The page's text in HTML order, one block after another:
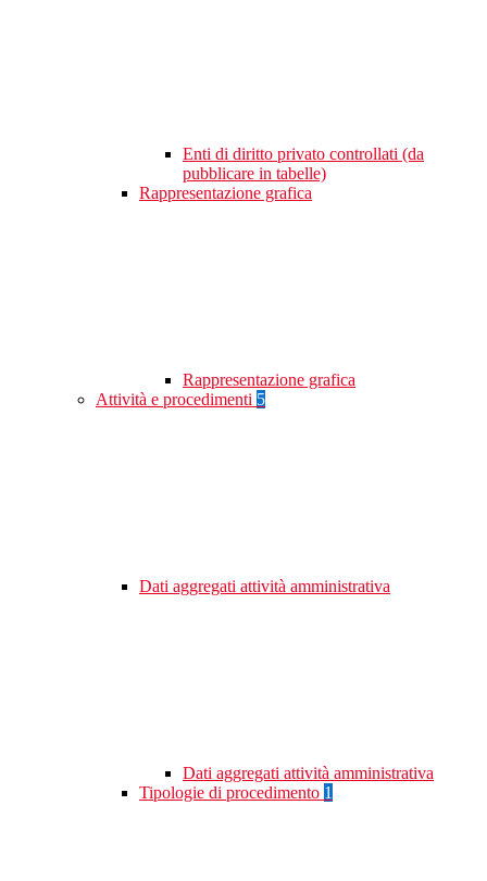
Enti di diritto privato controllati (da
pubblicare in tabelle)
Rappresentazione grafica
Rappresentazione grafica
Attività e procedimenti 5
Dati aggregati attività amministrativa
Dati aggregati attività amministrativa
Tipologie di procedimento 1